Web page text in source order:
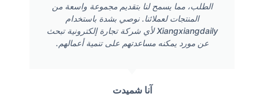
الطلب، مما يسمح لنا بتقديم مجموعة واسعة من
المنتجات لعملائنا. نوصي بشدة باستخدام
Xiangxiangdaily لأي شركة تجارة إلكترونية تبحث
عن مورد يمكنه مساعدتهم على تنمية أعمالهم.
آنا شميدت